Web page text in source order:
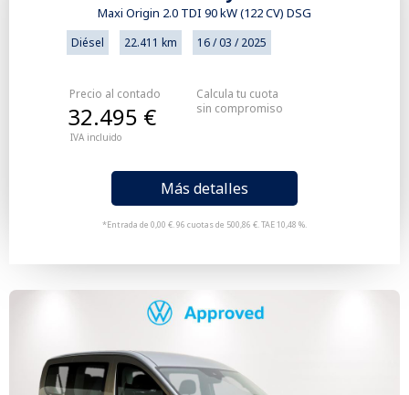
Maxi Origin 2.0 TDI 90 kW (122 CV) DSG
Diésel 22.411 km 16 / 03 / 2025
Precio al contado
IVA incluido
32.495 €
Más detalles
*Entrada de 0,00 €. 96 cuotas de 500,86 €. TAE 10,48 %.
Calcula tu cuota
sin compromiso